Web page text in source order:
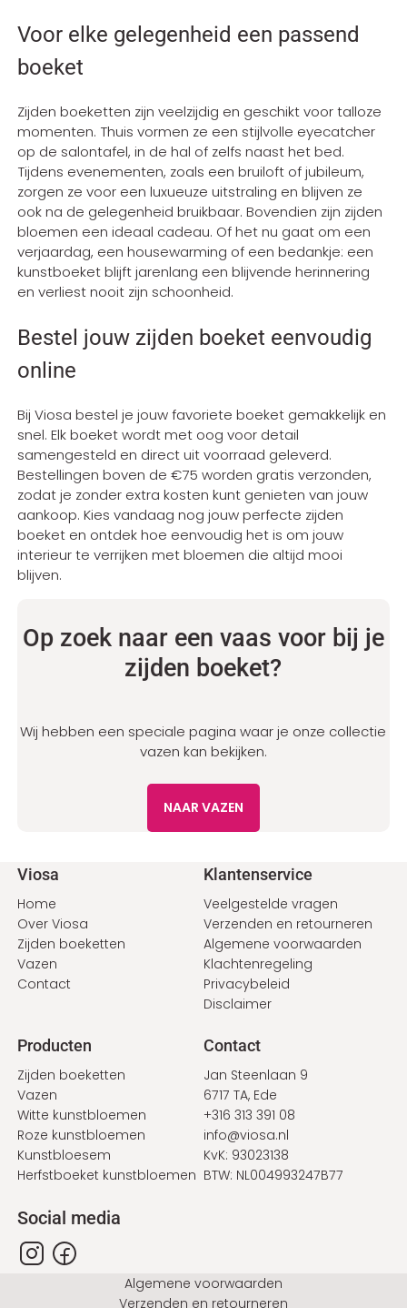
Voor elke gelegenheid een passend
boeket
Zijden boeketten zijn veelzijdig en geschikt voor talloze
momenten. Thuis vormen ze een stijlvolle eyecatcher
op de salontafel, in de hal of zelfs naast het bed.
Tijdens evenementen, zoals een bruiloft of jubileum,
zorgen ze voor een luxueuze uitstraling en blijven ze
ook na de gelegenheid bruikbaar. Bovendien zijn zijden
bloemen een ideaal cadeau. Of het nu gaat om een
verjaardag, een housewarming of een bedankje: een
kunstboeket blijft jarenlang een blijvende herinnering
en verliest nooit zijn schoonheid.
Bestel jouw zijden boeket eenvoudig
online
Bij Viosa bestel je jouw favoriete boeket gemakkelijk en
snel. Elk boeket wordt met oog voor detail
samengesteld en direct uit voorraad geleverd.
Bestellingen boven de €75 worden gratis verzonden,
zodat je zonder extra kosten kunt genieten van jouw
aankoop. Kies vandaag nog jouw perfecte zijden
boeket en ontdek hoe eenvoudig het is om jouw
interieur te verrijken met bloemen die altijd mooi
blijven.
Op zoek naar een vaas voor bij je
zijden boeket?
Wij hebben een speciale pagina waar je onze collectie
vazen kan bekijken.
NAAR VAZEN
Voet
Viosa
Home
Over Viosa
Zijden boeketten
Vazen
Contact
Klantenservice
Veelgestelde vragen
Verzenden en retourneren
Algemene voorwaarden
Klachtenregeling
Privacybeleid
Disclaimer
Producten
Zijden boeketten
Vazen
Witte kunstbloemen
Roze kunstbloemen
Kunstbloesem
Herfstboeket kunstbloemen
Contact
Jan Steenlaan 9
6717 TA, Ede
+316 313 391 08
info@viosa.nl
KvK: 93023138
BTW: NL004993247B77
Social media
Algemene voorwaarden
Verzenden en retourneren